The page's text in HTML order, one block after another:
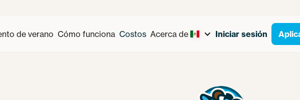
de verano Cómo funciona Costos Acerca de Iniciar sesión